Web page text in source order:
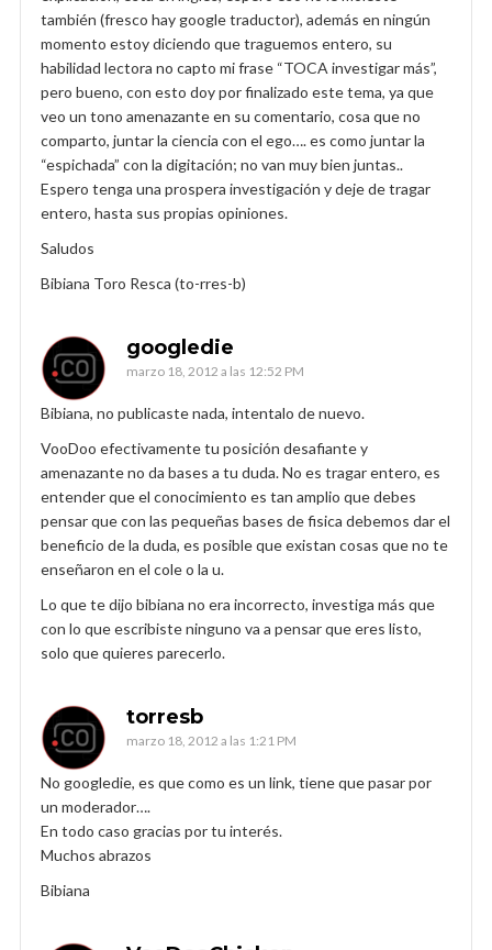
también (fresco hay google traductor), además en ningún
momento estoy diciendo que traguemos entero, su
habilidad lectora no capto mi frase “TOCA investigar más”,
pero bueno, con esto doy por finalizado este tema, ya que
veo un tono amenazante en su comentario, cosa que no
comparto, juntar la ciencia con el ego…. es como juntar la
“espichada” con la digitación; no van muy bien juntas..
Espero tenga una prospera investigación y deje de tragar
entero, hasta sus propias opiniones.
Saludos
Bibiana Toro Resca (to-rres-b)
googledie
marzo 18, 2012 a las 12:52 PM
Bibiana, no publicaste nada, intentalo de nuevo.
VooDoo efectivamente tu posición desafiante y
amenazante no da bases a tu duda. No es tragar entero, es
entender que el conocimiento es tan amplio que debes
pensar que con las pequeñas bases de fisica debemos dar el
beneficio de la duda, es posible que existan cosas que no te
enseñaron en el cole o la u.
Lo que te dijo bibiana no era incorrecto, investiga más que
con lo que escribiste ninguno va a pensar que eres listo,
solo que quieres parecerlo.
torresb
marzo 18, 2012 a las 1:21 PM
No googledie, es que como es un link, tiene que pasar por
un moderador….
En todo caso gracias por tu interés.
Muchos abrazos
Bibiana